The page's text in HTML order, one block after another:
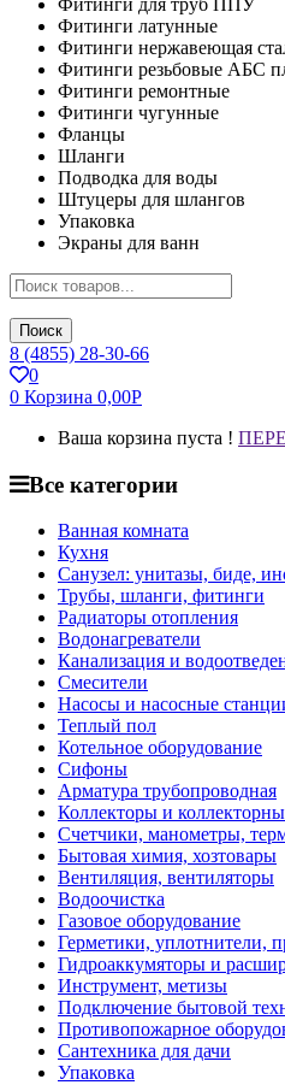
Фитинги для труб ППУ
Фитинги латунные
Фитинги нержавеющая
Фитинги резьбовые АБС
Фитинги ремонтные
Фитинги чугунные
Фланцы
Шланги
Подводка для воды
Штуцеры для шлангов
Упаковка
Экраны для ванн
Поиск
8 (4855) 28-30-66
0
0 Корзина 0,00Р
Ваша корзина пуста !
Все категории
Ванная комната
Кухня
Санузел: унитазы, биде,
Трубы, шланги, фитинги
Радиаторы отопления
Водонагреватели
Канализация и
Смесители
Насосы и насосные
Теплый пол
Котельное оборудование
Сифоны
Арматура трубопроводная
Коллекторы и
Счетчики, манометры,
Бытовая химия, хозтовары
Вентиляция, вентиляторы
Водоочистка
Газовое оборудование
Герметики, уплотнители,
Гидроаккумяторы и
Инструмент, метизы
Подключение бытовой
Противопожарное
Сантехника для дачи
Упаковка